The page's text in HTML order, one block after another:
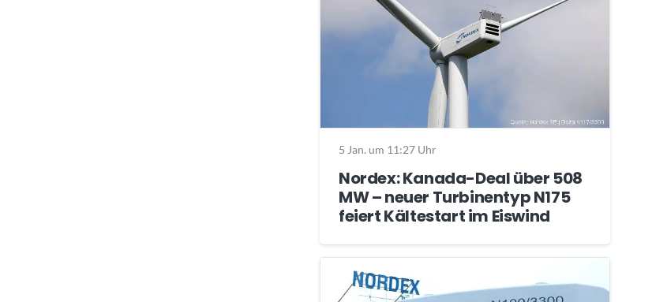
5 Jan. um 11:27 Uhr
Nordex: Kanada-Deal über 508
MW – neuer Turbinentyp N175
feiert Kältestart im Eiswind